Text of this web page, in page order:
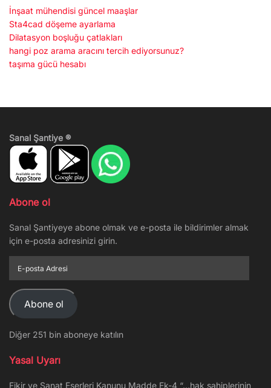
İnşaat mühendisi güncel maaşlar
Sta4cad döşeme ayarlama
Dilatasyon boşluğu çatlakları
hangi poz arama aracını tercih ediyorsunuz?
taşıma gücü hesabı
Sanal Şantiye ®
Abone ol
Sanal Şantiyeye abone olmak ve e-posta ile bildirimler almak
için e-posta adresinizi girin.
posta
Adresi
Abone ol
Diğer 251 bin aboneye katılın
Yasal Uyarı
Fikir ve Sanat Eserleri Kanunu Madde Ek-4 “…hak sahiplerinin